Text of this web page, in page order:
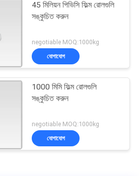
45 মিলিয়ন পিভিসি ফিল্ম রোলগুলি
সঙ্কুচিত করুন
negotiable MOQ:1000kg
যোগাযোগ
1000 মিমি ফিল্ম রোলগুলি
সঙ্কুচিত করুন
negotiable MOQ:1000kg
যোগাযোগ